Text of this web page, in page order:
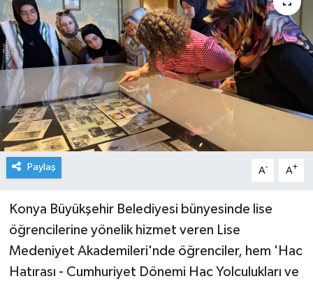
Paylaş A- A+
Konya Büyükşehir Belediyesi bünyesinde lise
öğrencilerine yönelik hizmet veren Lise
Medeniyet Akademileri'nde öğrenciler, hem 'Hac
Hatırası - Cumhuriyet Dönemi Hac Yolculukları ve